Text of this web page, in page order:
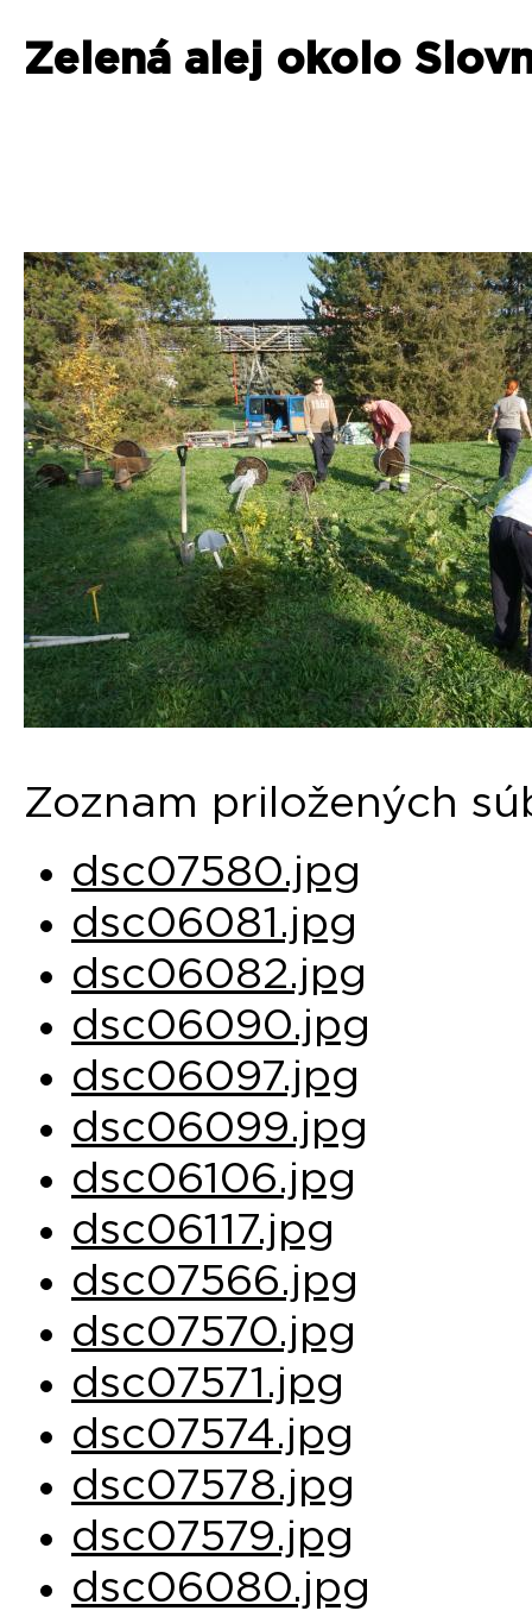
Zelená alej okolo
Zoznam priložených
dsc07580.jpg
dsc06081.jpg
dsc06082.jpg
dsc06090.jpg
dsc06097.jpg
dsc06099.jpg
dsc06106.jpg
dsc06117.jpg
dsc07566.jpg
dsc07570.jpg
dsc07571.jpg
dsc07574.jpg
dsc07578.jpg
dsc07579.jpg
dsc06080.jpg